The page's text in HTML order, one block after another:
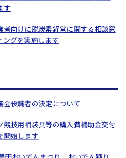
す
向けに脱炭素経営に関する相談窓
ングを実施します
役職者の決定について
技用補装具等の購入費補助金交付
始します